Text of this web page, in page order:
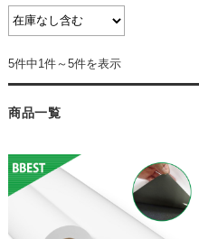
5件中1件～5件を表示
商品一覧